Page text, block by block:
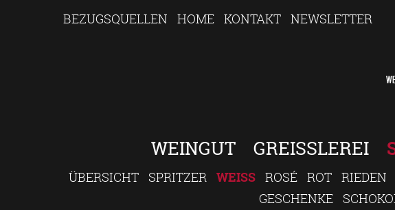
BEZUGSQUELLEN HOME KONTAKT NEWSLETTER
WEINGUT GREISSLEREI
ÜBERSICHT SPRITZER WEISS ROSÉ ROT RIEDEN
GESCHENKE